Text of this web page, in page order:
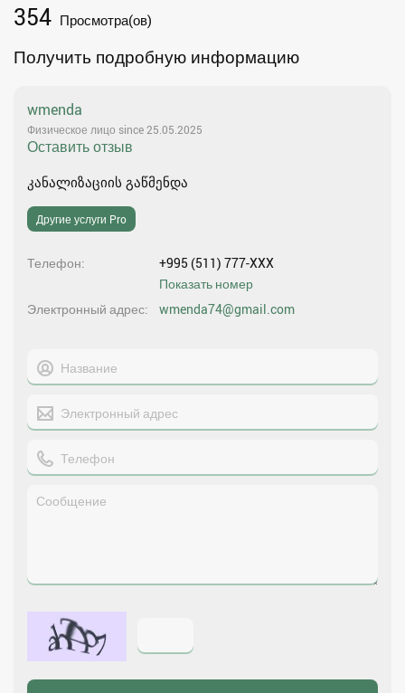
354 Просмотра(ов)
Получить подробную информацию
wmenda
Физическое лицо since 25.05.2025
Оставить отзыв
კანალიზაციის გაწმენდა
Другие услуги Pro
Телефон
+995 (511) 777-XXX
Показать номер
Электронный адрес
wmenda74@gmail.com